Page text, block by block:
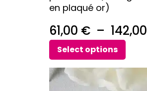
en plaqué or)
61,00 € – 142,00
Select options
produit
Ce
produit